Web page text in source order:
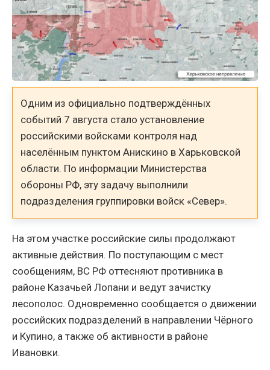
Одним из официально подтверждённых
событий 7 августа стало установление
российскими войсками контроля над
населённым пунктом Анискино в Харьковской
области. По информации Министерства
обороны РФ, эту задачу выполнили
подразделения группировки войск «Север».
На этом участке российские силы продолжают
активные действия. По поступающим с мест
сообщениям, ВС РФ оттесняют противника в
районе Казачьей Лопани и ведут зачистку
лесополос. Одновременно сообщается о движении
российских подразделений в направлении Чёрного
и Купино, а также об активности в районе
Ивановки.